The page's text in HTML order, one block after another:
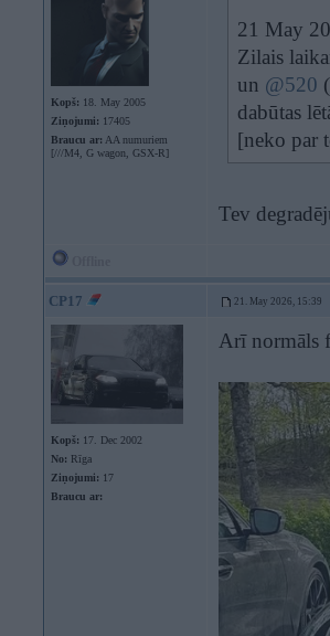
Kopš: 18. May 2005
Ziņojumi: 17405
Braucu ar: AA numuriem
[///M4, G wagon, GSX-R]
21 May
Zilais
un @520
dabūtas
[neko par
Tev
CP17 21. May 2026, 15:39
Kopš: 17. Dec 2002
No: Rīga
Ziņojumi: 17
Braucu ar:
Arī normāls